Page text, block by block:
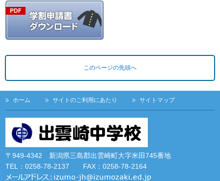
このページの先頭へ
ホーム サイトのご利用にあたり サイトマップ
〒949-4342 新潟県三島郡出雲崎町大字米田745番地
TEL：0258-78-2137 FAX：0258-78-2164